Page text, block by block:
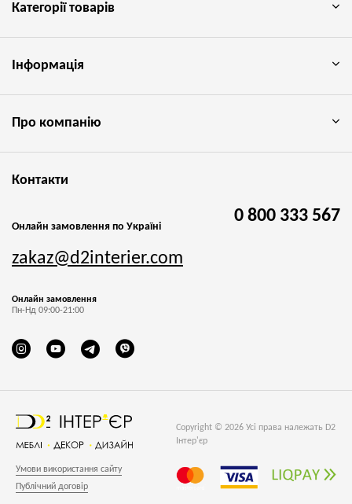
Copyright © 2026 Усі права належать D2
Інтер'єр
Умови використання сайту
Публічний договір
Категорії товарів
Інформація
Про компанію
Контакти
Онлайн замовлення по Україні
0 800 333 567
zakaz@d2interier.com
Онлайн замовлення
Пн-Нд 09:00-21:00